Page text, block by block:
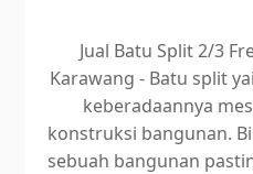
Jual Batu Split 2/3
Karawang - Batu split
keberadaannya
konstruksi bangunan.
sebuah bangunan